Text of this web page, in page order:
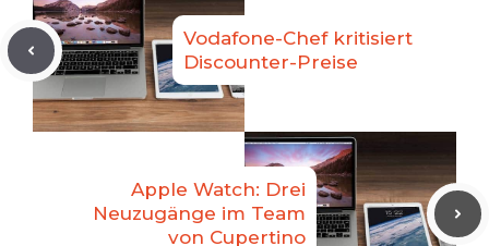
Vodafone-Chef kritisiert
Discounter-Preise
Apple Watch: Drei
Neuzugänge im Team
von Cupertino